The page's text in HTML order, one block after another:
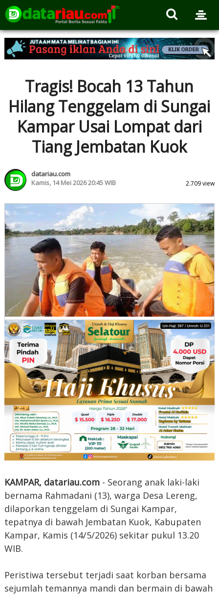
Tragis! Bocah 13 Tahun
Hilang Tenggelam di Sungai
Kampar Usai Lompat dari
Tiang Jembatan Kuok
datariau.com
Kamis, 14 Mei 2026 20:45 WIB
2.709 view
KAMPAR, datariau.com- Seorang anak laki-laki
bernama Rahmadani (13), warga Desa Lereng,
dilaporkan tenggelam di Sungai Kampar,
tepatnya di bawah Jembatan Kuok, Kabupaten
Kampar, Kamis (14/5/2026) sekitar pukul 13.20
WIB.
Peristiwa tersebut terjadi saat korban bersama
sejumlah temannya mandi dan bermain di bawah